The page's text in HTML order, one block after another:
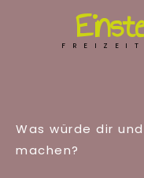
Was würde dir
machen?